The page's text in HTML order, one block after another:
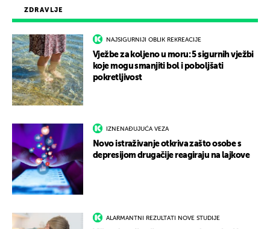
ZDRAVLJE
NAJSIGURNIJI OBLIK REKREACIJE
Vježbe za koljeno u moru: 5 sigurnih vježbi
koje mogu smanjiti bol i poboljšati
pokretljivost
IZNENAĐUJUĆA VEZA
Novo istraživanje otkriva zašto osobe s
depresijom drugačije reagiraju na lajkove
ALARMANTNI REZULTATI NOVE STUDIJE